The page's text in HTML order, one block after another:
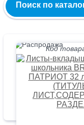
Поиск по
Код